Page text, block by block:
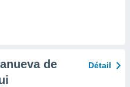
de
Détail